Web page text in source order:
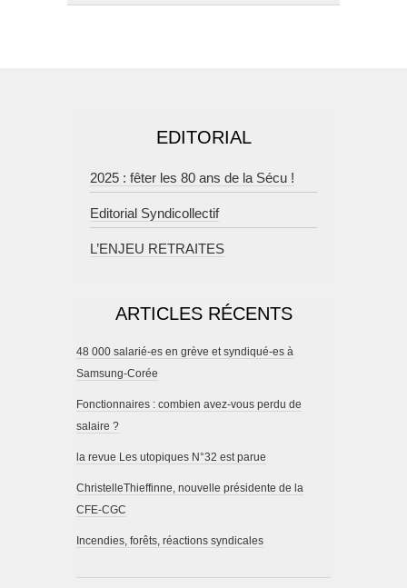
EDITORIAL
2025 : fêter les 80 ans de la Sécu !
Editorial Syndicollectif
L’ENJEU RETRAITES
ARTICLES RÉCENTS
48 000 salarié-es en grève et syndiqué-es à
Samsung-Corée
Fonctionnaires : combien avez-vous perdu de
salaire ?
la revue Les utopiques N°32 est parue
ChristelleThieffinne, nouvelle présidente de la
CFE-CGC
Incendies, forêts, réactions syndicales